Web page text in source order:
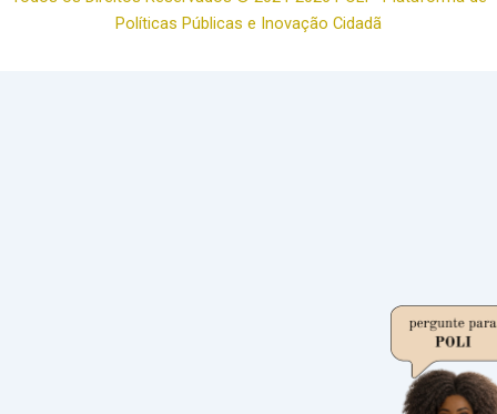
Políticas Públicas e Inovação Cidadã